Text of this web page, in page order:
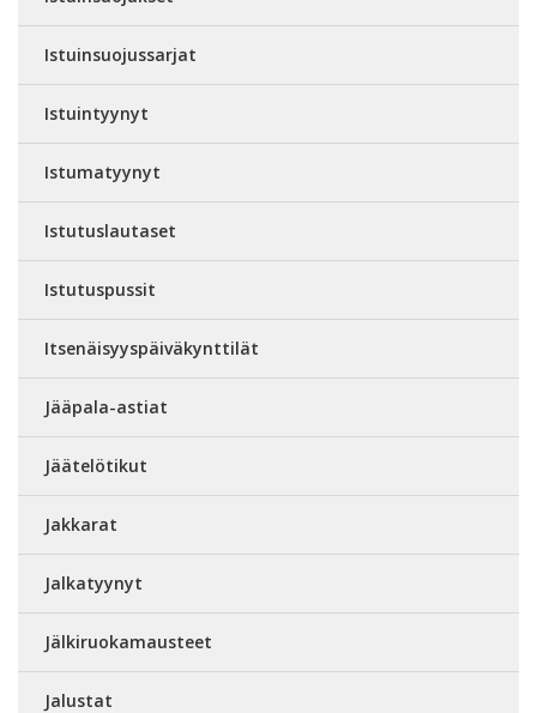
Istuinsuojussarjat
Istuintyynyt
Istumatyynyt
Istutuslautaset
Istutuspussit
Itsenäisyyspäiväkynttilät
Jääpala-astiat
Jäätelötikut
Jakkarat
Jalkatyynyt
Jälkiruokamausteet
Jalustat